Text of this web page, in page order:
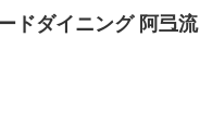
ドダイニング 阿弖流